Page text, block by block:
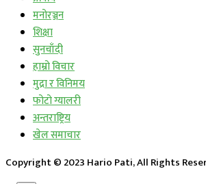
मनोरञ्जन
शिक्षा
सुनचाँदी
हाम्रो विचार
मुद्रा र विनिमय
फोटो ग्यालरी
अन्तराष्ट्रिय
खेल समाचार
Copyright © 2023 Hario Pati, All Rights